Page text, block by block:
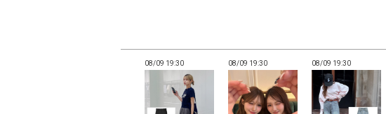
08/09 19:30 08/09 19:30 08/09 19:30